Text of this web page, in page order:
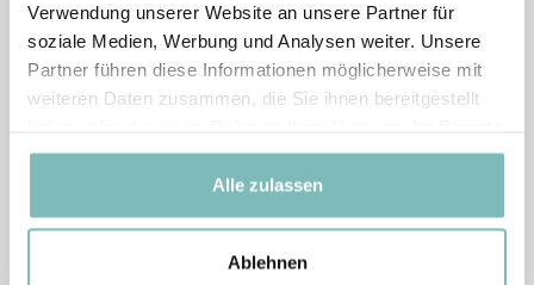
Verwendung unserer Website an unsere Partner für
soziale Medien, Werbung und Analysen weiter. Unsere
Partner führen diese Informationen möglicherweise mit
weiteren Daten zusammen, die Sie ihnen bereitgestellt
gesammelt haben.
Alle zulassen
Ablehnen
BIOSACCHARIDE GUM-1 steigert die
Biosynthese (also die hauteigene Herstellung)
von Hyaluronsäure in Oberhaut und Lederhaut,
und verbessert so den Feuchtigkeitsgehalt
BIOSACCHARIDE GUM-1 fördert die Kollagen-
Synthese, was dazu beiträgt, nachlassende
Hautstrukturen zu stärken und zu straffen, und
die Spannkraft zu verbessern.